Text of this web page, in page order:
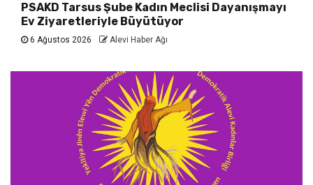
PSAKD Tarsus Şube Kadın Meclisi Dayanışmayı
Ev Ziyaretleriyle Büyütüyor
6 Ağustos 2026 Alevi Haber Ağı